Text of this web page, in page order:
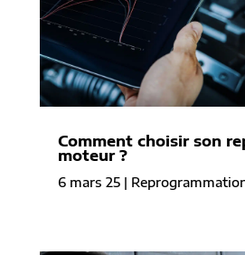
Comment choisir son
moteur ?
6 mars 25|